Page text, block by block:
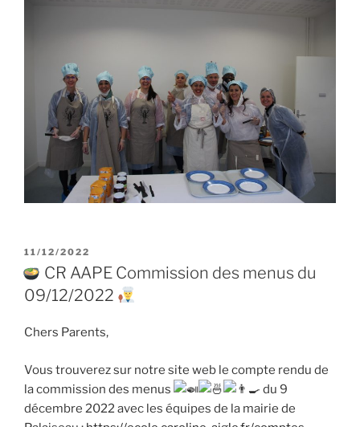
PUBLIÉ
LE
11/12/2022
CR AAPE Commission des menus du
09/12/2022
Chers Parents,
Vous trouverez sur notre site web le compte rendu de
la commission des menus
du 9
décembre 2022 avec les équipes de la mairie de